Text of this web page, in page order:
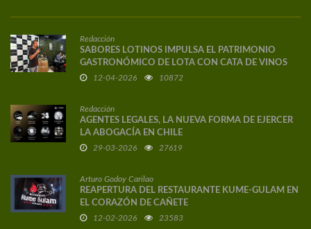
Redacción
SABORES LOTINOS IMPULSA EL PATRIMONIO
GASTRONÓMICO DE LOTA CON CATA DE VINOS
DE AUTOR
12-04-2026 10872
Redacción
AGENTES LEGALES, LA NUEVA FORMA DE EJERCER
LA ABOGACÍA EN CHILE
29-03-2026 27619
Arturo Godoy Carilao
REAPERTURA DEL RESTAURANTE KUME-GULAM EN
EL CORAZÓN DE CAÑETE
12-02-2026 23583